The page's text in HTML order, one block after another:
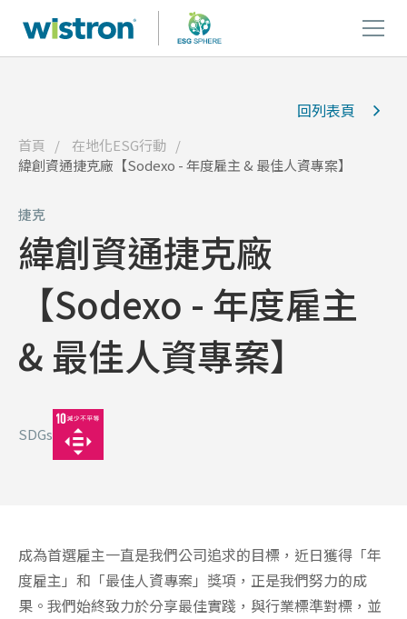
回列表頁
首頁
在地化ESG行動
緯創資通捷克廠【Sodexo - 年度雇主 & 最佳人資專案】
捷克
緯創資通捷克廠
【Sodexo - 年度雇主
& 最佳人資專案】
SDGs
成為首選雇主一直是我們公司追求的目標，近日獲得「年
度雇主」和「最佳人資專案」獎項，正是我們努力的成
果。我們始終致力於分享最佳實踐，與行業標準對標，並